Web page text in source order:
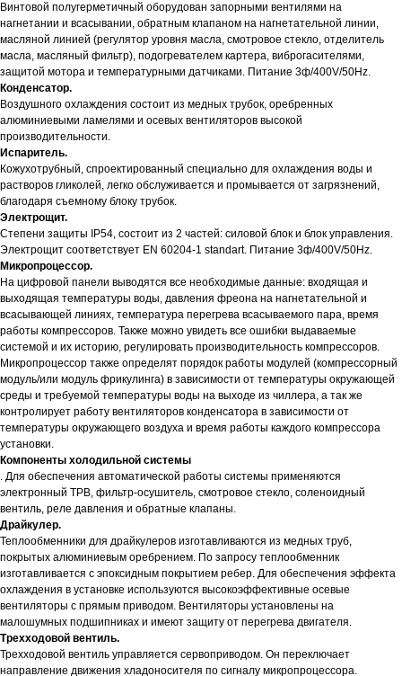
Винтовой полугерметичный оборудован запорными вентилями на
нагнетании и всасывании, обратным клапаном на нагнетательной линии,
масляной линией (регулятор уровня масла, смотровое стекло, отделитель
масла, масляный фильтр), подогревателем картера, виброгасителями,
защитой мотора и температурными датчиками. Питание 3ф/400V/50Hz.
Конденсатор.
Воздушного охлаждения состоит из медных трубок, оребренных
алюминиевыми ламелями и осевых вентиляторов высокой
производительности.
Испаритель.
Кожухотрубный, спроектированный специально для охлаждения воды и
растворов гликолей, легко обслуживается и промывается от загрязнений,
благодаря съемному блоку трубок.
Электрощит.
Степени защиты IP54, состоит из 2 частей: силовой блок и блок управления.
Электрощит соответствует EN 60204-1 standart. Питание 3ф/400V/50Hz.
Микропроцессор.
На цифровой панели выводятся все необходимые данные: входящая и
выходящая температуры воды, давления фреона на нагнетательной и
всасывающей линиях, температура перегрева всасываемого пара, время
работы компрессоров. Также можно увидеть все ошибки выдаваемые
системой и их историю, регулировать производительность компрессоров.
Микропроцессор также определят порядок работы модулей (компрессорный
модуль/или модуль фрикулинга) в зависимости от температуры окружающей
среды и требуемой температуры воды на выходе из чиллера, а так же
контролирует работу вентиляторов конденсатора в зависимости от
температуры окружающего воздуха и время работы каждого компрессора
установки.
Компоненты холодильной системы
. Для обеспечения автоматической работы системы применяются
электронный ТРВ, фильтр-осушитель, смотровое стекло, соленоидный
вентиль, реле давления и обратные клапаны.
Драйкулер.
Теплообменники для драйкулеров изготавливаются из медных труб,
покрытых алюминиевым оребрением. По запросу теплообменник
изготавливается с эпоксидным покрытием ребер. Для обеспечения эффекта
охлаждения в установке используются высокоэффективные осевые
вентиляторы с прямым приводом. Вентиляторы установлены на
малошумных подшипниках и имеют защиту от перегрева двигателя.
Трехходовой вентиль.
Трехходовой вентиль управляется сервоприводом. Он переключает
направление движения хладоносителя по сигналу микропроцессора.